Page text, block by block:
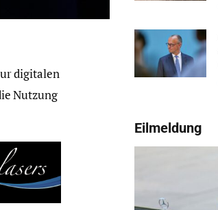
digitalen
Nutzung
Eilmeldung